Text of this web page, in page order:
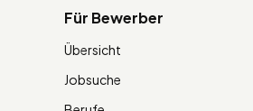
Für Bewerber
Übersicht
Jobsuche